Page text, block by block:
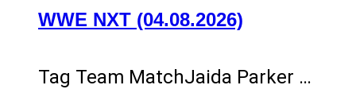
WWE NXT (04.08.2026)
Tag Team MatchJaida Parker …